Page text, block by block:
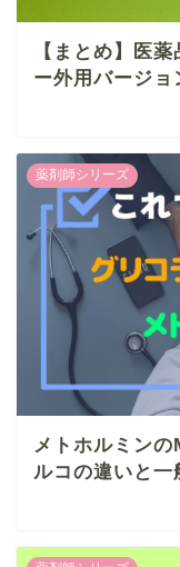
【まとめ】医
ー外用バージョ
薬剤師シリーズ
メトホルミン
ルコの違いと